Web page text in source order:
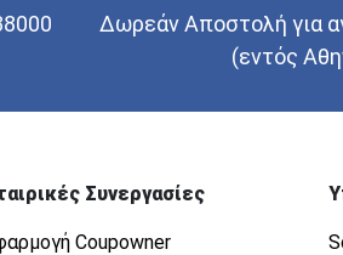
Δωρεάν Αποστολή για
(εντός
Συνεργασίες
Coupowner